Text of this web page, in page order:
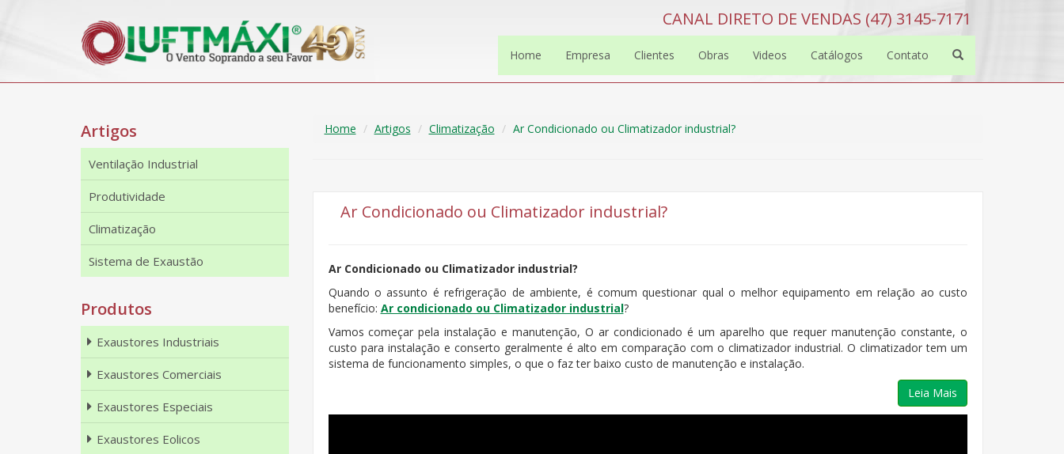
CANAL DIRETO DE VENDAS (47) 3145-7171
Home Empresa Clientes Obras Videos Catálogos Contato
Home Artigos Climatização Ar Condicionado ou Climatizador industrial?
Ar Condicionado ou Climatizador industrial?
Ar Condicionado ou Climatizador industrial?
Quando o assunto é refrigeração de ambiente, é comum questionar qual o melhor equipamento em relação ao custo
benefício: Ar condicionado ou Climatizador industrial?
Vamos começar pela instalação e manutenção, O ar condicionado é um aparelho que requer manutenção constante, o
custo para instalação e conserto geralmente é alto em comparação com o climatizador industrial. O climatizador tem um
sistema de funcionamento simples, o que o faz ter baixo custo de manutenção e instalação.
Leia Mais
Artigos
Ventilação Industrial
Produtividade
Climatização
Sistema de Exaustão
Produtos
Exaustores Industriais
Exaustores Comerciais
Exaustores Especiais
Exaustores Eolicos